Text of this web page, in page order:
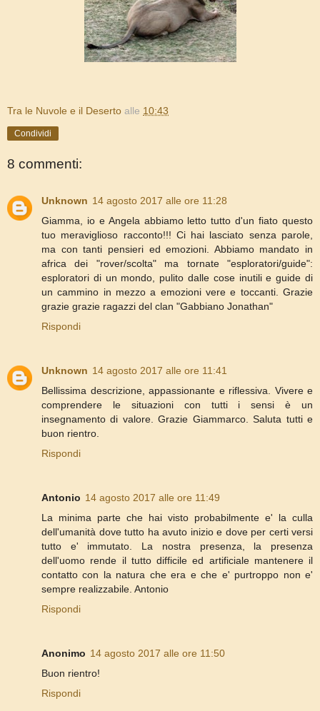
Tra le Nuvole e il Deserto alle 10:43
Condividi
8 commenti:
Unknown 14 agosto 2017 alle ore 11:28
Giamma, io e Angela abbiamo letto tutto d'un fiato questo
tuo meraviglioso racconto!!! Ci hai lasciato senza parole,
ma con tanti pensieri ed emozioni. Abbiamo mandato in
africa dei "rover/scolta" ma tornate "esploratori/guide":
esploratori di un mondo, pulito dalle cose inutili e guide di
un cammino in mezzo a emozioni vere e toccanti. Grazie
grazie grazie ragazzi del clan "Gabbiano Jonathan"
Rispondi
Unknown 14 agosto 2017 alle ore 11:41
Bellissima descrizione, appassionante e riflessiva. Vivere e
comprendere le situazioni con tutti i sensi è un
insegnamento di valore. Grazie Giammarco. Saluta tutti e
buon rientro.
Rispondi
Antonio 14 agosto 2017 alle ore 11:49
La minima parte che hai visto probabilmente e' la culla
dell'umanità dove tutto ha avuto inizio e dove per certi versi
tutto e' immutato. La nostra presenza, la presenza
dell'uomo rende il tutto difficile ed artificiale mantenere il
contatto con la natura che era e che e' purtroppo non e'
sempre realizzabile. Antonio
Rispondi
Anonimo 14 agosto 2017 alle ore 11:50
Buon rientro!
Rispondi